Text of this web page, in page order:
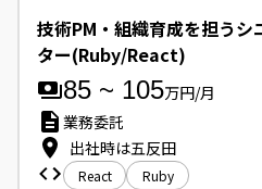
技術PM・組織育成を担う
ター(Ruby/React)
85 ~ 105万円/月
業務委託
出社時は五反田
React Ruby